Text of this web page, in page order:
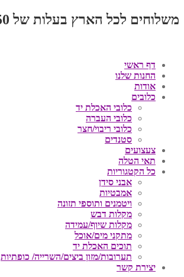
משלוחים לכל הארץ בעלות של 50 ש"ח בלבד!
דף ראשי
החנות שלנו
אודות
כלובים
כלובי האכלת יד
כלובי העברה
כלובי ריבוי/חצר
סטנדים
צעצועים
תאי הטלה
כל הקטגוריות
אבני סידן
אמבטיות
ויטמנים ותוספי תזונה
מקלות דבש
מקלות שיוף/עמידה
מתקני מים/אוכל
תוכים האכלת יד
תערובות/מזון ביצים/השרייה/ כופתיות
יצירת קשר